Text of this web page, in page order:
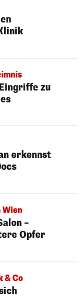
zu
erkennst
Wien
–
Opfer
& Co